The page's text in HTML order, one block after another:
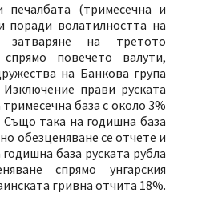
печалбата (тримесечна и
поради волатилността на
на третото
повечето валути,
на Банкова група
прави руската
база с около 3%
Също така на годишна база
обезценяване се отчете и
база руската рубла
спрямо унгарския
гривна отчита 18%.